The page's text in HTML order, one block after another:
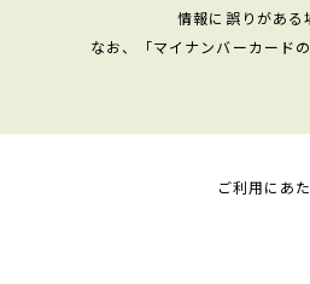
情報に誤りがある
なお、「マイナンバーカード
ご利用にあ